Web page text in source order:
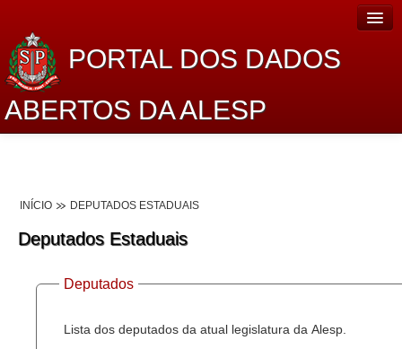
PORTAL DOS DADOS
ABERTOS DA ALESP
Lei de Acesso à Informação
Dados Governamentais Abertos
Planejamento
INÍCIO DEPUTADOS ESTADUAIS
Deputados Estaduais
Deputados
Lista dos deputados da atual legislatura da Alesp.